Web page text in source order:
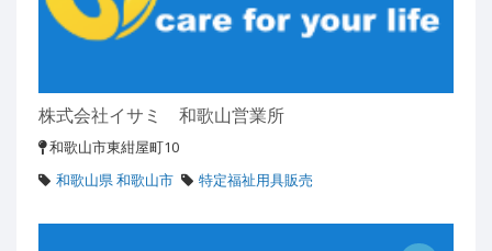
株式会社イサミ 和歌山営業所
和歌山市東紺屋町10
和歌山県 和歌山市
特定福祉用具販売